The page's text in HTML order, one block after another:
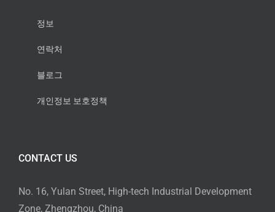
정보
연락처
블로그
개인정보 보호정책
CONTACT US
No. 16, Yulan Street, High-tech Industrial Development
Zone, Zhengzhou, China